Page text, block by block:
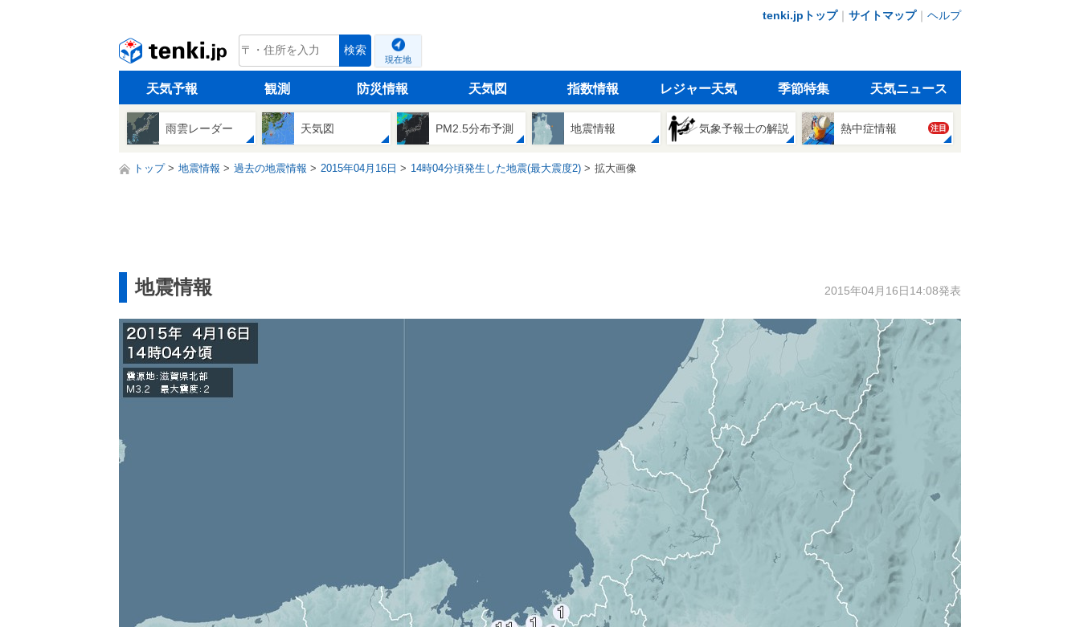
tenki.jpトップ｜ サイトマップ｜ ヘルプ
tenki.jp 検索
現在地
天気予報 観測 防災情報 天気図 指数情報 レジャー天気 季節特集 天気ニュース
雨雲レーダー 天気図 PM2.5分布予測 地震情報 気象予報士の解説 熱中症情報 注目
トップ 地震情報 過去の地震情報 2015年04月16日 14時04分頃発生した地震(最大震度2) 拡大画像
地震情報 2015年04月16日14:08発表